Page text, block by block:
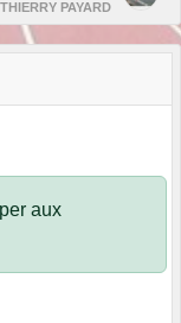
THIERRY PAYARD
aux